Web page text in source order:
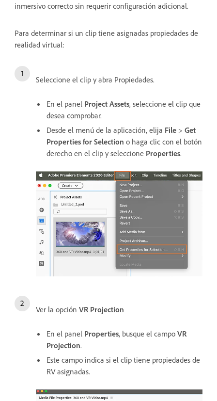
inmersivo correcto sin requerir configuración adicional.
Para determinar si un clip tiene asignadas propiedades de
realidad virtual:
Seleccione el clip y abra Propiedades.
En el panel Project Assets, seleccione el clip que
desea comprobar.
Desde el menú de la aplicación, elija File > Get
Properties for Selection o haga clic con el botón
derecho en el clip y seleccione Properties.
Ver la opción VR Projection
En el panel Properties, busque el campo VR
Projection.
Este campo indica si el clip tiene propiedades de
RV asignadas.